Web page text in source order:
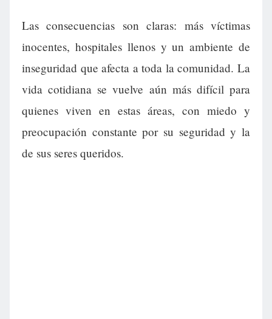
Las consecuencias son claras: más víctimas
inocentes, hospitales llenos y un ambiente de
inseguridad que afecta a toda la comunidad. La
vida cotidiana se vuelve aún más difícil para
quienes viven en estas áreas, con miedo y
preocupación constante por su seguridad y la
de sus seres queridos.